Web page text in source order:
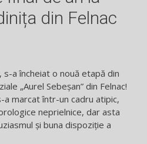
din Felnac
a încheiat o nouă etapă din
„Aurel Sebeșan” din Felnac!
a marcat într-un cadru atipic,
neprielnice, dar asta
și buna dispoziție a